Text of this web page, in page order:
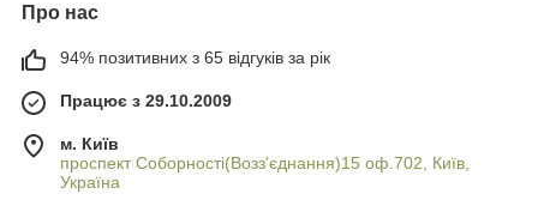
Про нас
94% позитивних з 65 відгуків за рік
Працює з 29.10.2009
м. Київ
проспект Соборності(Возз'єднання)15 оф.702, Київ,
Україна